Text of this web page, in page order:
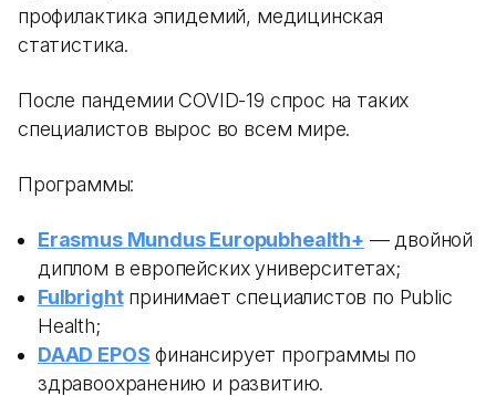
профилактика эпидемий, медицинская
статистика.
После пандемии COVID-19 спрос на таких
специалистов вырос во всем мире.
Программы:
Erasmus Mundus Europubhealth+ — двойной
диплом в европейских университетах;
Fulbrightпринимает специалистов по Public
Health;
DAAD EPOS финансирует программы по
здравоохранению и развитию.